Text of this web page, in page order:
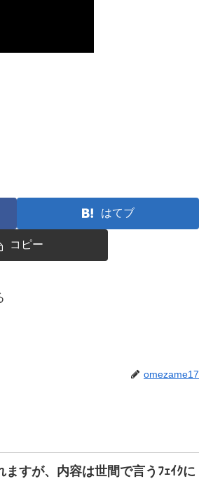
はてブ
コピー
omezame17
すが、内容は世間で言うﾌｪｲｸに